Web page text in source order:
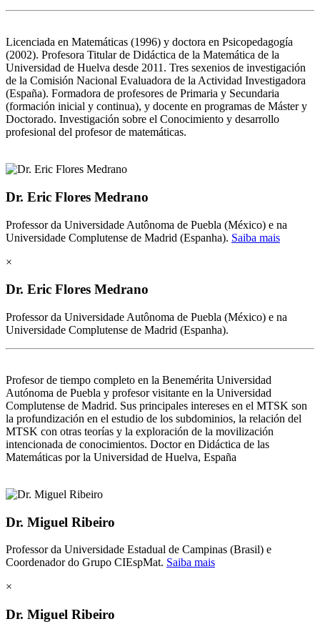
Licenciada en Matemáticas (1996) y doctora en Psicopedagogía
(2002). Profesora Titular de Didáctica de la Matemática de la
Universidad de Huelva desde 2011. Tres sexenios de investigación
de la Comisión Nacional Evaluadora de la Actividad Investigadora
(España). Formadora de profesores de Primaria y Secundaria
(formación inicial y continua), y docente en programas de Máster y
Doctorado. Investigación sobre el Conocimiento y desarrollo
profesional del profesor de matemáticas.
Dr. Eric Flores Medrano
Professor da Universidade Autônoma de Puebla (México) e na
Universidade Complutense de Madrid (Espanha). Saiba mais
×
Dr. Eric Flores Medrano
Professor da Universidade Autônoma de Puebla (México) e na
Universidade Complutense de Madrid (Espanha).
Profesor de tiempo completo en la Benemérita Universidad
Autónoma de Puebla y profesor visitante en la Universidad
Complutense de Madrid. Sus principales intereses en el MTSK son
la profundización en el estudio de los subdominios, la relación del
MTSK con otras teorías y la exploración de la movilización
intencionada de conocimientos. Doctor en Didáctica de las
Matemáticas por la Universidad de Huelva, España
Dr. Miguel Ribeiro
Professor da Universidade Estadual de Campinas (Brasil) e
Coordenador do Grupo CIEspMat. Saiba mais
×
Dr. Miguel Ribeiro